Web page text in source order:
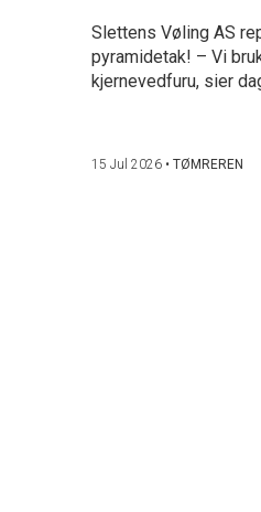
Slettens Vøling AS
pyramidetak! – Vi
kjernevedfuru, sier
15 Jul 2026• TØMREREN